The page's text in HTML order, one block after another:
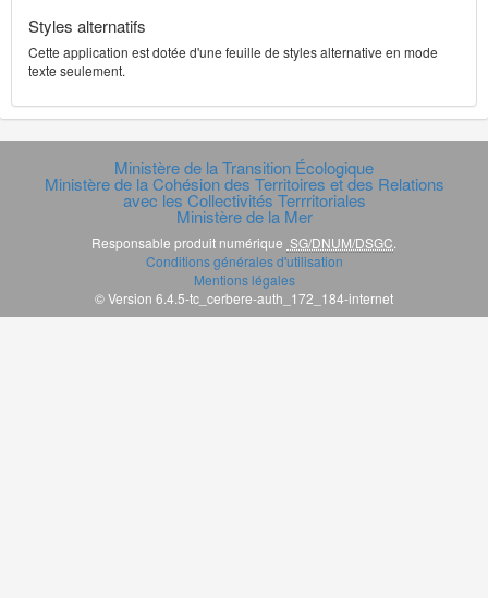
Styles alternatifs
Cette application est dotée d'une feuille de styles alternative en mode
texte seulement.
Ministère de la Transition Écologique
Ministère de la Cohésion des Territoires et des Relations
avec les Collectivités Terrritoriales
Ministère de la Mer
Responsable produit numérique SG/DNUM/DSGC
Conditions générales d'utilisation
Mentions légales
© Version 6.4.5-tc_cerbere-auth_172_184-internet